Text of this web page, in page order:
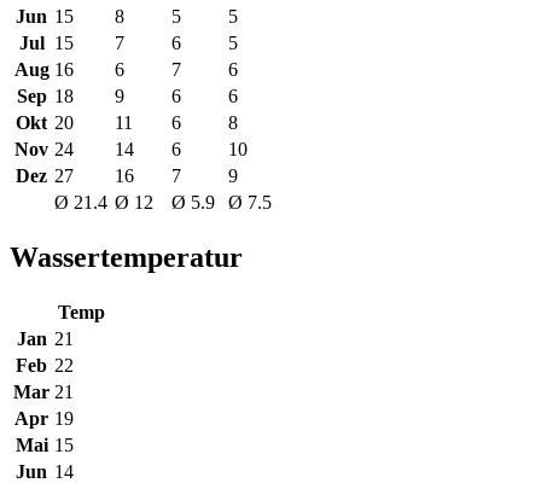
Jun 15 8 5
5
Jul 15 7 6
5
Aug 16 6 7
6
Sep 18 9 6
6
Okt 20 11 6
8
Nov 24 14 6
10
Dez 27 16 7
9
Ø 21.4 Ø 12 Ø 5.9 Ø 7.5
Wassertemperatur
Temp
Jan 21
Feb 22
Mar 21
Apr 19
Mai 15
Jun 14